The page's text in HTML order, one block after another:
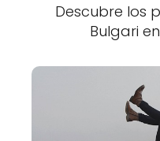
Descubre los
Bulgari